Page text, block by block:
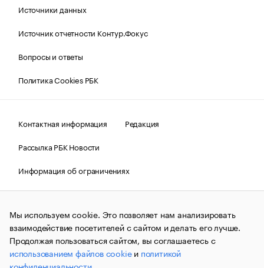
Источники данных
Источник отчетности Контур.Фокус
Вопросы и ответы
Политика Cookies РБК
Контактная информация
Редакция
Рассылка РБК Новости
Информация об ограничениях
Правовая информация
О соблюдении авторских прав
© АО «РОСБИЗНЕСКОНСАЛТИНГ»,1995–2026.Сообщения
и материалы информационного агентства «РБК»
(зарегистрировано Федеральной службой по надзору в сфере
связи, информационных технологий и массовых
коммуникаций (Роскомнадзор) 09.12.2015 за номером ИА
№ФС77-63848) сопровождаются пометкой «РБК». Отдельные
Мы используем cookie. Это позволяет нам анализировать
взаимодействие посетителей с сайтом и делать его лучше.
Продолжая пользоваться сайтом, вы соглашаетесь с
использованием файлов cookieи политикой